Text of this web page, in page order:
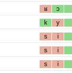
ʁ ɔ
k y
s i
s i
s i